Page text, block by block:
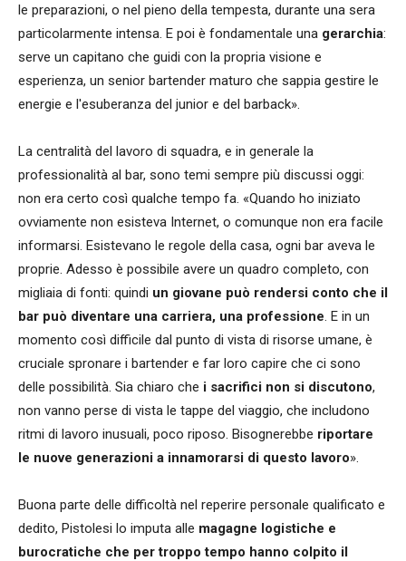
le preparazioni, o nel pieno della tempesta, durante una sera
particolarmente intensa. E poi è fondamentale una gerarchia:
serve un capitano che guidi con la propria visione e
esperienza, un senior bartender maturo che sappia gestire le
energie e l'esuberanza del junior e del barback».
La centralità del lavoro di squadra, e in generale la
professionalità al bar, sono temi sempre più discussi oggi:
non era certo così qualche tempo fa. «Quando ho iniziato
ovviamente non esisteva Internet, o comunque non era facile
informarsi. Esistevano le regole della casa, ogni bar aveva le
proprie. Adesso è possibile avere un quadro completo, con
migliaia di fonti: quindi un giovane può rendersi conto che il
bar può diventare una carriera, una professione. E in un
momento così difficile dal punto di vista di risorse umane, è
cruciale spronare i bartender e far loro capire che ci sono
delle possibilità. Sia chiaro che i sacrifici non si discutono,
non vanno perse di vista le tappe del viaggio, che includono
ritmi di lavoro inusuali, poco riposo. Bisognerebbe riportare
le nuove generazioni a innamorarsi di questo lavoro».
Buona parte delle difficoltà nel reperire personale qualificato e
dedito, Pistolesi lo imputa alle magagne logistiche e
burocratiche che per troppo tempo hanno colpito il